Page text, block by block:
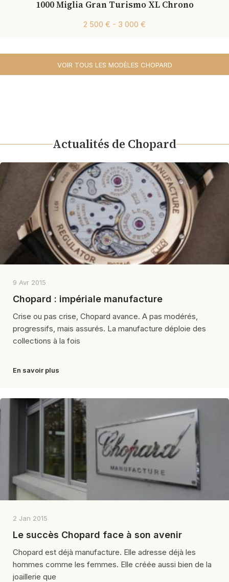
1000 Miglia Gran Turismo XL Chrono
2 500 € - 3 000 €
VOIR TOUS LES MODÈLES CHOPARD
Actualités de Chopard
9 Avr 2015
Chopard : impériale manufacture
Crise ou pas crise, Chopard avance. A pas modérés,
progressifs, mais assurés. La manufacture déploie des
collections à la fois
En savoir plus
2 Jan 2015
Le succès Chopard face à son avenir
Chopard est déjà manufacture. Elle adresse déjà les
hommes comme les femmes. Elle créée aussi bien de la
joaillerie que